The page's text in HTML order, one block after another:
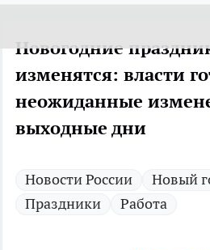
Новогодние
изменятся: власти
неожиданные
выходные дни
Новости России Новый
Праздники
Работа